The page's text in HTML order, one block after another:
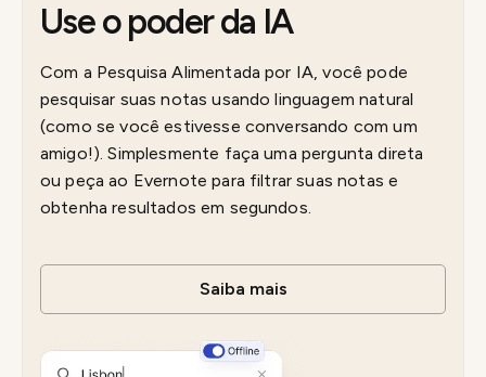
Use o poder da IA
Com a Pesquisa Alimentada por IA, você pode
pesquisar suas notas usando linguagem natural
(como se você estivesse conversando com um
amigo!). Simplesmente faça uma pergunta direta
ou peça ao Evernote para filtrar suas notas e
obtenha resultados em segundos.
Saiba mais